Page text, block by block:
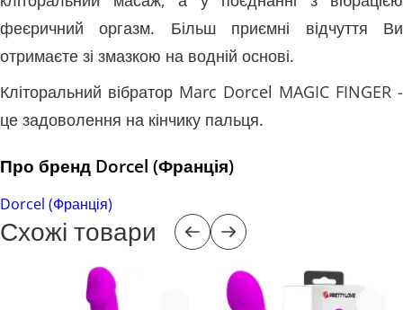
феєричний оргазм. Більш приємні відчуття Ви
отримаєте зі змазкою на водній основі.
Кліторальний вібратор Marc Dorcel MAGIC FINGER -
це задоволення на кінчику пальця.
Про бренд Dorcel (Франція)
Dorcel (Франція)
Схожі товари